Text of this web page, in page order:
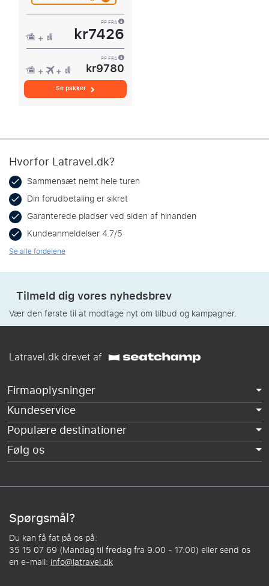
PP FRA
kr7426
PP FRA
kr9780
Se pakker
Hvorfor Latravel.dk?
Sammensæt nemt hele turen
Din forudbetaling er sikret
Garanterede pladser ved siden af hinanden
Kundeanmeldelser 4.7/5
Se alle fordelene
Tilmeld dig vores nyhedsbrev
Vær den første til at modtage nyt om tilbud og kampagner.
Latravel.dk drevet af
Firmaoplysninger
Kundeservice
Populære destinationer
Følg os
Spørgsmål?
Du kan få fat på os på:
35 15 07 69 (Mandag til fredag fra 9:00 - 17:00) eller send os
en e-mail: info@latravel.dk